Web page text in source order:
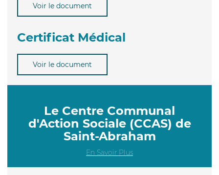
Voir le document
Certificat Médical
Voir le document
Le Centre Communal
d'Action Sociale (CCAS) de
Saint-Abraham
En Savoir Plus